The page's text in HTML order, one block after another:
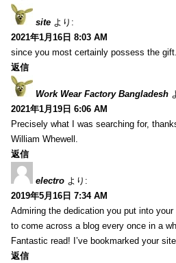
site より:
2021年1月16日 8:03 AM
since you most certainly possess the gift.
返信
Work Wear Factory Bangladesh
2021年1月19日 6:06 AM
Precisely what I was searching for,
William Whewell.
返信
electro より:
2019年5月16日 7:34 AM
Admiring the dedication you put into
to come across a blog every once in a
Fantastic read! I’ve bookmarked your
返信